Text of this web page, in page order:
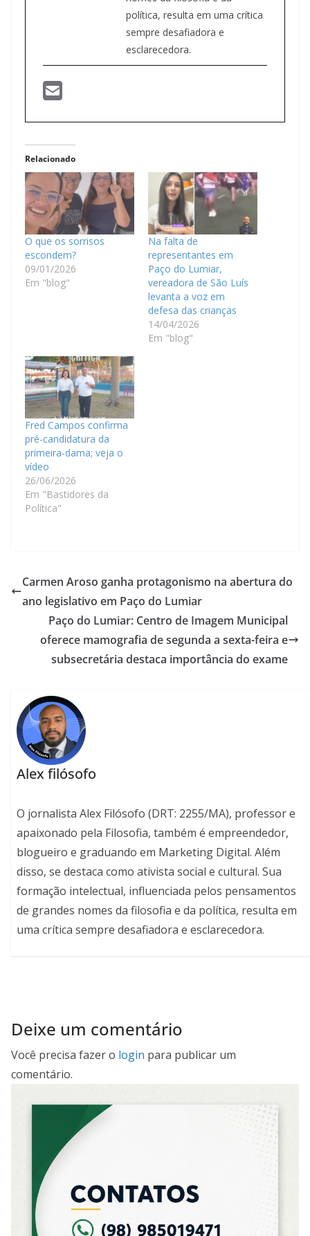
política, resulta em uma crítica
sempre desafiadora e
esclarecedora.
Relacionado
O que os sorrisos
escondem?
09/01/2026
Em "blog"
Na falta de
representantes em
Paço do Lumiar,
vereadora de São Luís
levanta a voz em
defesa das crianças
14/04/2026
Em "blog"
Fred Campos confirma
pré-candidatura da
primeira-dama; veja o
vídeo
26/06/2026
Em "Bastidores da
Política"
Carmen Aroso ganha protagonismo na abertura do
ano legislativo em Paço do Lumiar
Paço do Lumiar: Centro de Imagem Municipal
oferece mamografia de segunda a sexta-feira e
subsecretária destaca importância do exame
Alex filósofo
O jornalista Alex Filósofo (DRT: 2255/MA), professor e
apaixonado pela Filosofia, também é empreendedor,
blogueiro e graduando em Marketing Digital. Além
disso, se destaca como ativista social e cultural. Sua
formação intelectual, influenciada pelos pensamentos
de grandes nomes da filosofia e da política, resulta em
uma crítica sempre desafiadora e esclarecedora.
Deixe um comentário
Você precisa fazer o login para publicar um
comentário.